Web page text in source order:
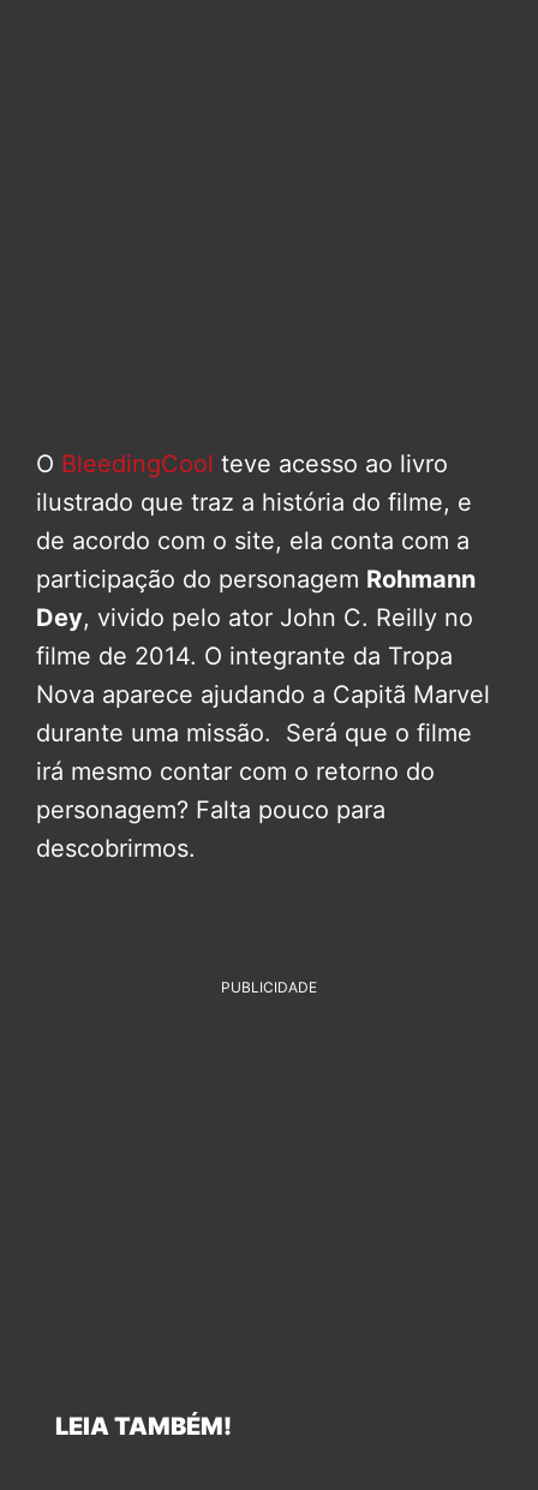
O BleedingCool teve acesso ao livro
ilustrado que traz a história do filme, e
de acordo com o site, ela conta com a
participação do personagem Rohmann
Dey, vivido pelo ator John C. Reilly no
filme de 2014. O integrante da Tropa
Nova aparece ajudando a Capitã Marvel
durante uma missão. Será que o filme
irá mesmo contar com o retorno do
personagem? Falta pouco para
descobrirmos.
PUBLICIDADE
LEIA TAMBÉM!